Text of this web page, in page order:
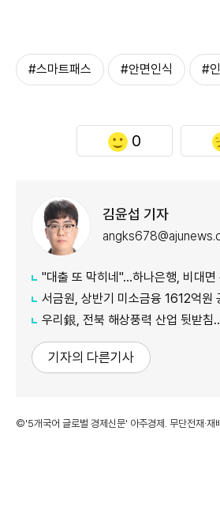
#스마트패스 #안면인식 #
0
김윤섭 기자
"대출 또 막히네"…하나은행, 비대면 주
서금원, 상반기 미소금융 1612억원 공급…
우리銀, 전북 해상풍력 산업 뒷받
기자의 다른기사
©'5개국어 글로벌 경제신문' 아주경제. 무단전재·재